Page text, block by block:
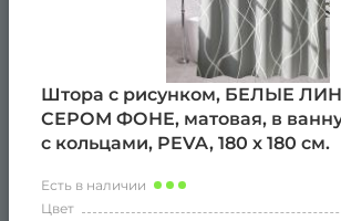
Штора с рисунком, БЕЛЫЕ
СЕРОМ ФОНЕ, матовая, в
с кольцами, PEVA, 180 х 180 см.
Есть в наличии
Цвет